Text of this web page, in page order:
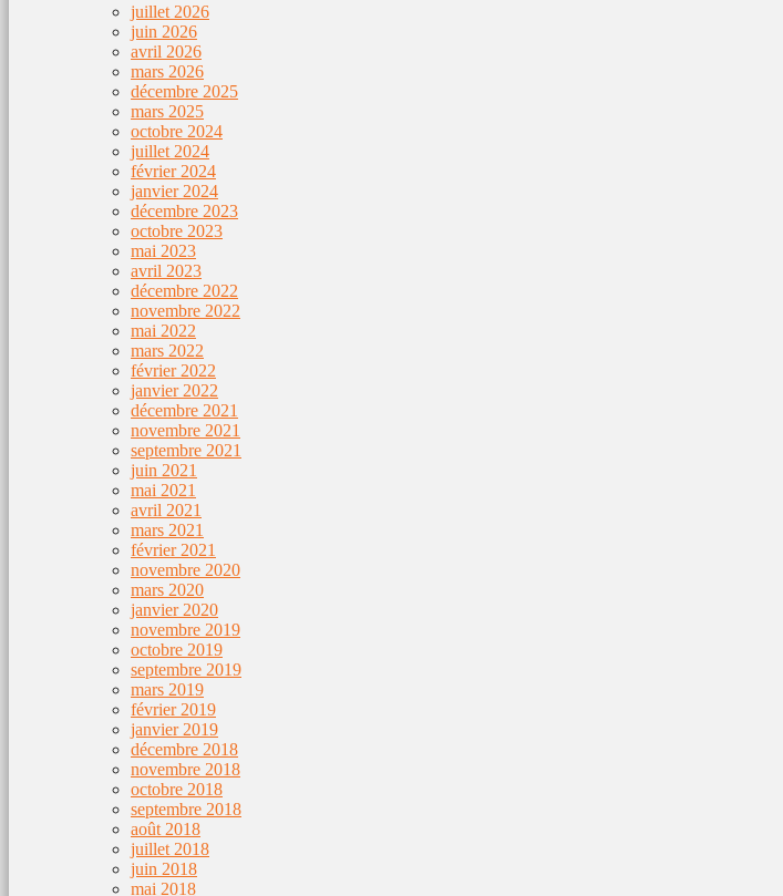
juillet 2026
juin 2026
avril 2026
mars 2026
décembre 2025
mars 2025
octobre 2024
juillet 2024
février 2024
janvier 2024
décembre 2023
octobre 2023
mai 2023
avril 2023
décembre 2022
novembre 2022
mai 2022
mars 2022
février 2022
janvier 2022
décembre 2021
novembre 2021
septembre 2021
juin 2021
mai 2021
avril 2021
mars 2021
février 2021
novembre 2020
mars 2020
janvier 2020
novembre 2019
octobre 2019
septembre 2019
mars 2019
février 2019
janvier 2019
décembre 2018
novembre 2018
octobre 2018
septembre 2018
août 2018
juillet 2018
juin 2018
mai 2018